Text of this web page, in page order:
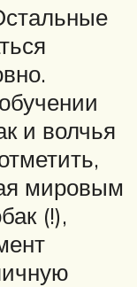
и волчья
мировым
(!),